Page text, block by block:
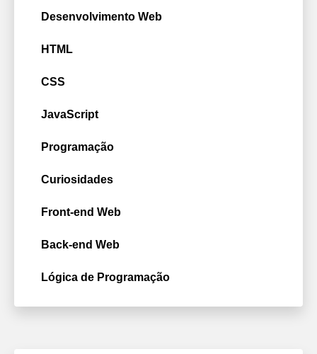
Desenvolvimento Web
HTML
CSS
JavaScript
Programação
Curiosidades
Front-end Web
Back-end Web
Lógica de Programação